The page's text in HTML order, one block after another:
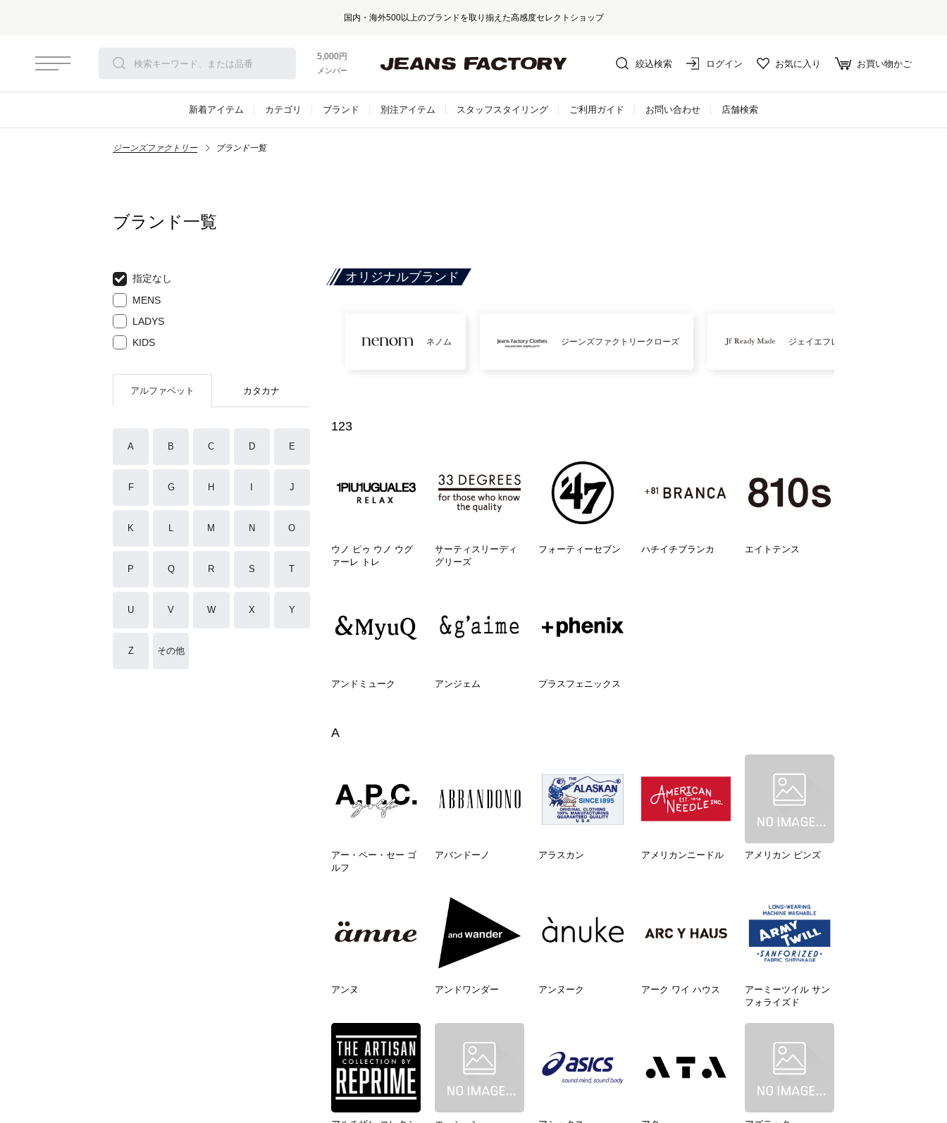
国内・海外500以上のブランドを取り揃えた高感度セレクトショップ
5,000円以上お買い上げで送料無料！
メンバー登録でお得な情報をゲット。さらに詳しく
絞込検索 ログイン お気に入り お買い物かご
新着アイテム カテゴリ ブランド 別注アイテム スタッフスタイリング ご利用ガイド お問い合わせ 店舗検索
ジーンズファクトリー ブランド一覧
ブランド一覧
指定なし
MENS
LADYS
KIDS
アルファベット カタカナ
A B C D E
F G H J
K L M N O
P Q R S T
U V W X Y
Z その他
オリジナルブランド
ネノム ジーンズファクトリークローズ ジェイエフレディメイド
123
ウノ ピゥ ウノ ウグ
ァーレ トレ
サーティスリーディ
グリーズ
フォーティーセブン ハチイチブランカ エイトテンス
アンドミューク アンジェム プラスフェニックス
A
アー・ペー・セー ゴ
ルフ
アバンドーノ アラスカン アメリカンニードル アメリカン ピンズ
アンヌ アンドワンダー アンヌーク アーク ワイ ハウス
アーミーツイル サン
フォライズド